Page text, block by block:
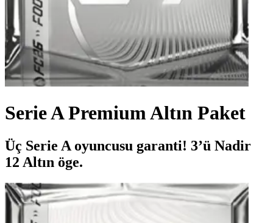
Serie A Premium Altın Paket
Üç Serie A oyuncusu garanti! 3’ü Nadir
12 Altın öge.